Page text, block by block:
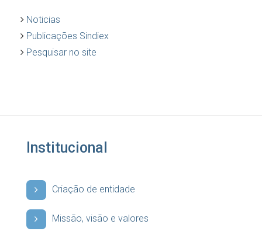
Noticias
Publicações Sindiex
Pesquisar no site
Institucional
Criação de entidade
Missão, visão e valores